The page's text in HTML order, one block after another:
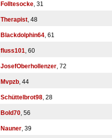
Folltesocke, 31
Therapist, 48
Blackdolphin64, 61
fluss101, 60
JosefOberhollenzer, 72
Mvpzb, 44
Schüttelbrot98, 28
Bold70, 56
Nauner, 39